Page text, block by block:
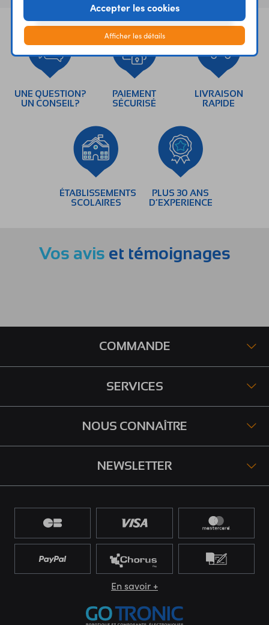
UNE QUESTION?
UN CONSEIL?
PAIEMENT
SÉCURISÉ
LIVRAISON
RAPIDE
ÉTABLISSEMENTS
SCOLAIRES
PLUS 30 ANS
D’EXPERIENCE
Vos avis et témoignages
COMMANDE
SERVICES
NOUS CONNAÎTRE
NEWSLETTER
En savoir +
Accepter les cookies
Afficher les détails